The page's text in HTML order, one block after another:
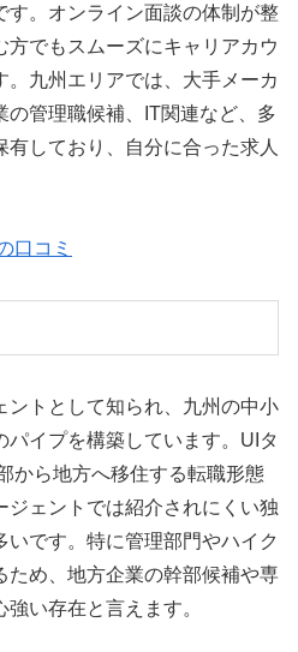
す。オンライン面談の体制が整
方でもスムーズにキャリアカウ
。九州エリアでは、大手メーカ
の管理職候補、IT関連など、多
しており、自分に合った求人
口コミ
ントとして知られ、九州の中小
イプを構築しています。UIタ
から地方へ移住する転職形態
ジェントでは紹介されにくい独
いです。特に管理部門やハイク
ため、地方企業の幹部候補や専
い存在と言えます。